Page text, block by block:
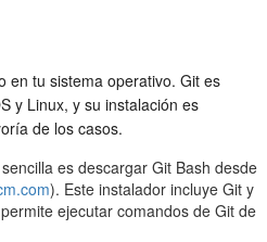
en tu sistema operativo. Git es
y Linux, y su instalación es
de los casos.
es descargar Git Bash desde
). Este instalador incluye Git y
ejecutar comandos de Git de